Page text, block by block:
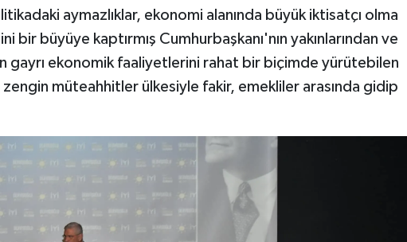
aymazlıklar, ekonomi alanında büyük iktisatçı olma
bir büyüye kaptırmış Cumhurbaşkanı'nın yakınlarından ve
gayrı ekonomik faaliyetlerini rahat bir biçimde yürütebilen
zengin müteahhitler ülkesiyle fakir, emekliler arasında gidip